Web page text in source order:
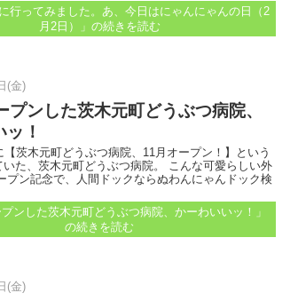
行ってみました。あ、今日はにゃんにゃんの日（2
月2日）」 の続きを読む
(金)
プンした茨木元町どうぶつ病院、
！
【茨木元町どうぶつ病院、11月オープン！】という
いた、茨木元町どうぶつ病院。 こんな可愛らしい外
プン記念で、人間ドックならぬわんにゃんドック検
プンした茨木元町どうぶつ病院、かーわいいッ！」
の続きを読む
(金)